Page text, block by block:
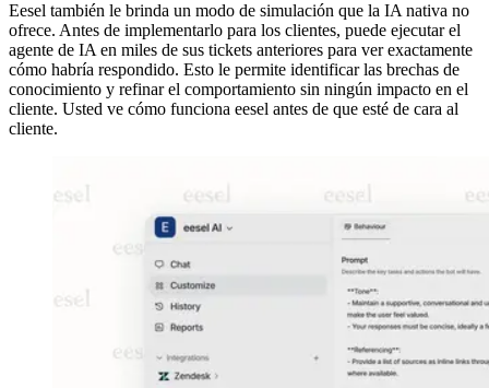
Eesel también le brinda un modo de simulación que la IA nativa no
ofrece. Antes de implementarlo para los clientes, puede ejecutar el
agente de IA en miles de sus tickets anteriores para ver exactamente
cómo habría respondido. Esto le permite identificar las brechas de
conocimiento y refinar el comportamiento sin ningún impacto en el
cliente. Usted ve cómo funciona eesel antes de que esté de cara al
cliente.